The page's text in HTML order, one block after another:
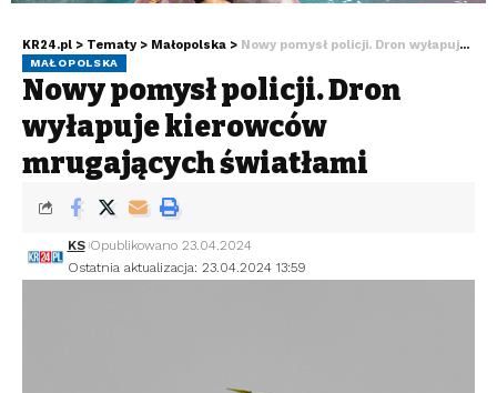
KR24.pl > Tematy > Małopolska > Nowy pomysł policji. Dron wyłapuje kierowców mrugających światłami
MAŁOPOLSKA
Nowy pomysł policji. Dron
wyłapuje kierowców
mrugających światłami
Ostatnia aktualizacja: 23.04.2024 13:59
KS Opublikowano 23.04.2024